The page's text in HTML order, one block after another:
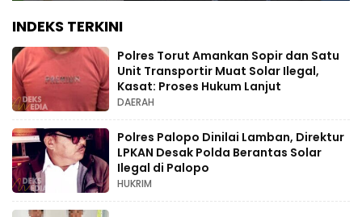
INDEKS TERKINI
Polres Torut Amankan Sopir dan Satu
Unit Transportir Muat Solar Ilegal,
Kasat: Proses Hukum Lanjut
DAERAH
Polres Palopo Dinilai Lamban, Direktur
LPKAN Desak Polda Berantas Solar
Ilegal di Palopo
HUKRIM